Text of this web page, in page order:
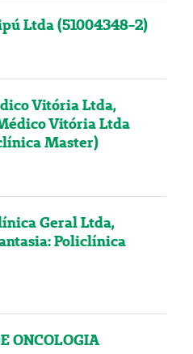
Ltda (51004348-2)
Vitória Ltda,
Vitória Ltda
Master)
Geral Ltda,
Policlínica
ONCOLOGIA